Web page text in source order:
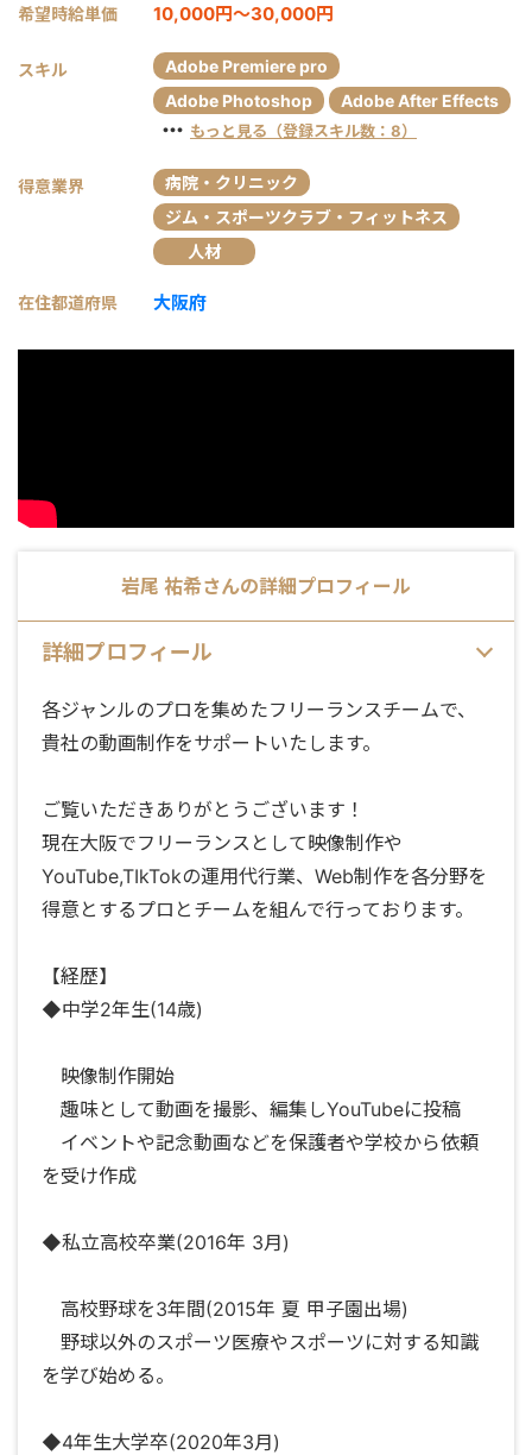
希望時給単価 10,000円～30,000円
スキル
Adobe Premiere pro
Adobe Photoshop
Adobe After Effects
・・・ もっと見る（登録スキル数：8）
得意業界
病院・クリニック
ジム・スポーツクラブ・フィットネス
人材
在住都道府県 大阪府
岩尾 祐希さんの詳細プロフィール
詳細プロフィール
各ジャンルのプロを集めたフリーランスチームで、
貴社の動画制作をサポートいたします。
ご覧いただきありがとうございます！
現在大阪でフリーランスとして映像制作や
YouTube,TIkTokの運用代行業、Web制作を各分野を
得意とするプロとチームを組んで行っております。
【経歴】
◆中学2年生(14歳)
映像制作開始
趣味として動画を撮影、編集しYouTubeに投稿
イベントや記念動画などを保護者や学校から依頼
を受け作成
◆私立高校卒業(2016年 3月)
高校野球を3年間(2015年 夏 甲子園出場)
野球以外のスポーツ医療やスポーツに対する知識
を学び始める。
◆4年生大学卒(2020年3月)